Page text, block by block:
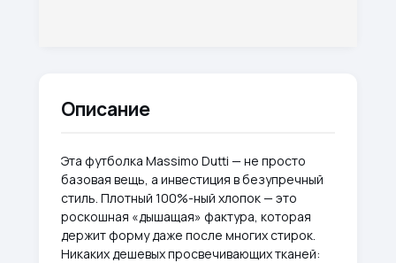
Описание
Эта футболка Massimo Dutti — не просто
базовая вещь, а инвестиция в безупречный
стиль. Плотный 100%-ный хлопок — это
роскошная «дышащая» фактура, которая
держит форму даже после многих стирок.
Никаких дешевых просвечивающих тканей: